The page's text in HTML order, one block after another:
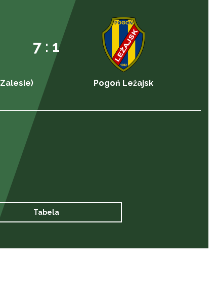
7 : 1
Pogoń Leżajsk
Tabela